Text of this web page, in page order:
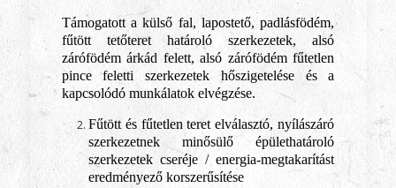
Támogatott a külső fal, lapostető, padlásfödém,
fűtött tetőteret határoló szerkezetek, alsó
zárófödém árkád felett, alsó zárófödém fűtetlen
pince feletti szerkezetek hőszigetelése és a
kapcsolódó munkálatok elvégzése.
Fűtött és fűtetlen teret elválasztó, nyílászáró
szerkezetnek minősülő épülethatároló
szerkezetek cseréje / energia-megtakarítást
eredményező korszerűsítése